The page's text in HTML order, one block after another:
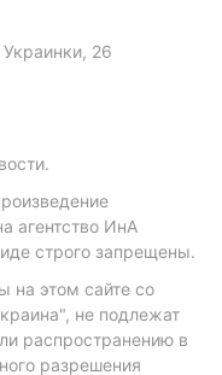
26
агентство ИнА
строго запрещены.
на этом сайте со
не подлежат
распространению в
разрешения